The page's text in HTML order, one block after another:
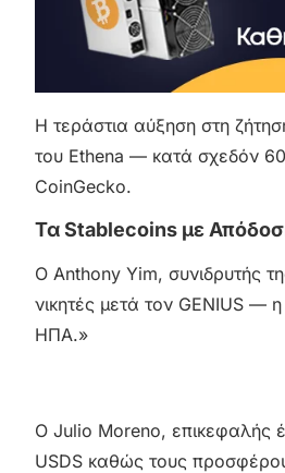
Η τεράστια αύξηση στη
του Ethena — κατά σχεδόν
CoinGecko.
Τα Stablecoins με
Ο Anthony Yim, συνιδρυτής
νικητές μετά τον GENIUS —
ΗΠΑ.»
Ο Julio Moreno, επικεφαλής
USDS καθώς τους